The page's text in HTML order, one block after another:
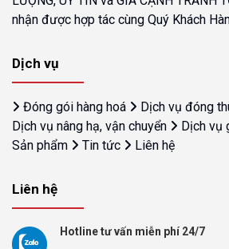
nhận được hợp tác cùng Quý Khách
Dịch vụ
Đóng gói hàng hoá Dịch vụ đóng
Dịch vụ nâng hạ, vận chuyển
Dịch vụ
Sản phẩm
Tin tức Liên hệ
Liên hệ
Hotline tư vấn miễn phí 24/7